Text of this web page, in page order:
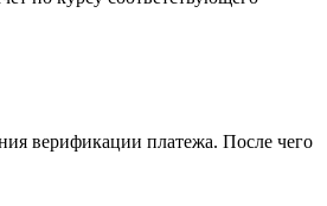
верификации платежа. После чего